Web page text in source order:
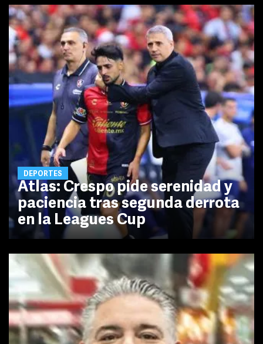
DEPORTES
Atlas: Crespo pide serenidad y
paciencia tras segunda derrota
en la Leagues Cup